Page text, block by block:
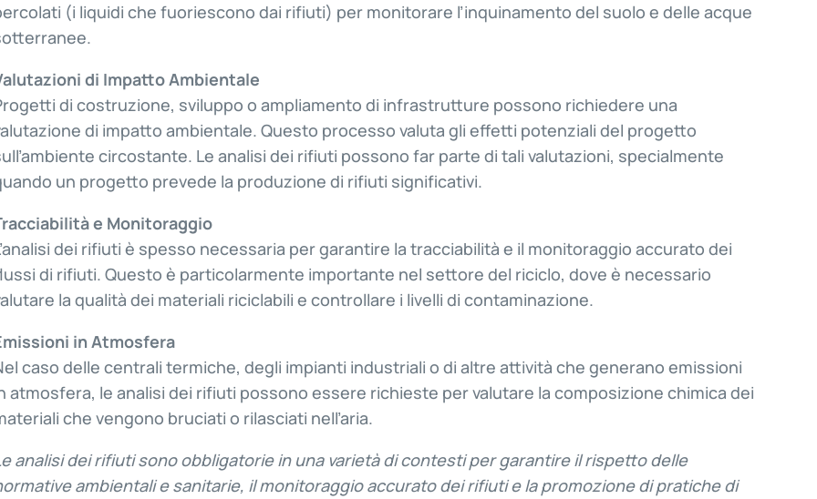
(i liquidi che fuoriescono dai rifiuti) per monitorare l’inquinamento del suolo e delle acque
di Impatto Ambientale
di costruzione, sviluppo o ampliamento di infrastrutture possono richiedere una
di impatto ambientale. Questo processo valuta gli effetti potenziali del progetto
circostante. Le analisi dei rifiuti possono far parte di tali valutazioni, specialmente
un progetto prevede la produzione di rifiuti significativi.
e Monitoraggio
dei rifiuti è spesso necessaria per garantire la tracciabilità e il monitoraggio accurato dei
di rifiuti. Questo è particolarmente importante nel settore del riciclo, dove è necessario
la qualità dei materiali riciclabili e controllare i livelli di contaminazione.
in Atmosfera
caso delle centrali termiche, degli impianti industriali o di altre attività che generano emissioni
atmosfera, le analisi dei rifiuti possono essere richieste per valutare la composizione chimica dei
che vengono bruciati o rilasciati nell’aria.
analisi dei rifiuti sono obbligatorie in una varietà di contesti per garantire il rispetto delle
ambientali e sanitarie, il monitoraggio accurato dei rifiuti e la promozione di pratiche di